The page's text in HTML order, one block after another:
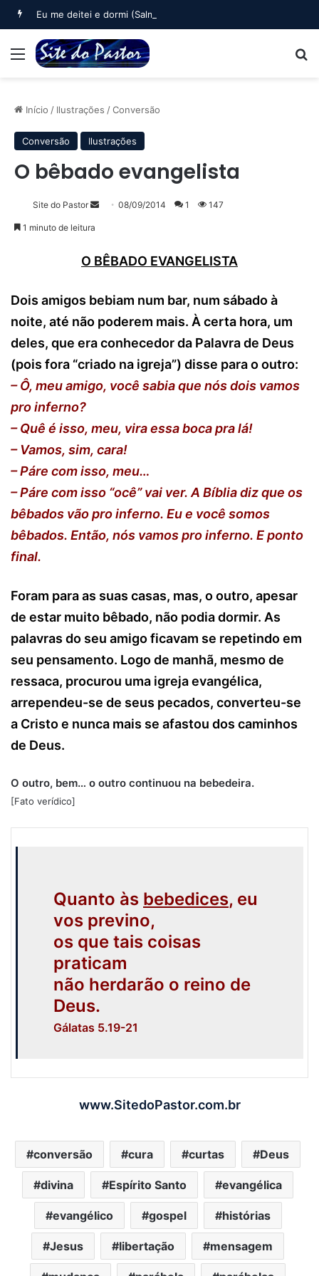
Eu me deitei e dormi (Salmo 3)
Menu
Início / Ilustrações /Conversão
Conversão Ilustrações
O bêbado evangelista
Site do Pastor
Mande
mail
08/09/2014 1 147
1 minuto de leitura
O BÊBADO EVANGELISTA
Dois amigos bebiam num bar, num sábado à
noite, até não poderem mais. À certa hora, um
deles, que era conhecedor da Palavra de Deus
(pois fora “criado na igreja”) disse para o outro:
– Ô, meu amigo, você sabia que nós dois vamos
pro inferno?
– Quê é isso, meu, vira essa boca pra lá!
– Vamos, sim, cara!
– Páre com isso, meu…
– Páre com isso “ocê” vai ver. A Bíblia diz que os
bêbados vão pro inferno. Eu e você somos
bêbados. Então, nós vamos pro inferno. E ponto
final.
Foram para as suas casas, mas, o outro, apesar
de estar muito bêbado, não podia dormir. As
palavras do seu amigo ficavam se repetindo em
seu pensamento. Logo de manhã, mesmo de
ressaca, procurou uma igreja evangélica,
arrependeu-se de seus pecados, converteu-se
a Cristo e nunca mais se afastou dos caminhos
de Deus.
O outro, bem… o outro continuou na bebedeira.
[Fato verídico]
Quanto às bebedices, eu
vos previno,
os que tais coisas
praticam
não herdarão o reino de
Deus.
Gálatas 5.19-21
www.SitedoPastor.com.br
conversão cura curtas Deus
divina Espírito Santo evangélica
evangélico gospel histórias
Jesus libertação mensagem